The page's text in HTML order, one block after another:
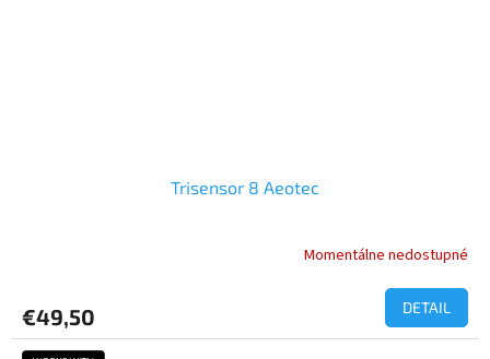
Trisensor 8 Aeotec
Momentálne nedostupné
€49,50 DETAIL